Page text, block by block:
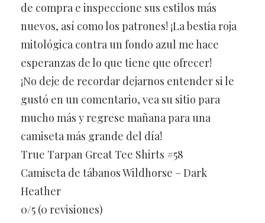
de compra e inspeccione sus estilos más
nuevos, así como los patrones! ¡La bestia roja
mitológica contra un fondo azul me hace
esperanzas de lo que tiene que ofrecer!
¡No deje de recordar dejarnos entender si le
gustó en un comentario, vea su sitio para
mucho más y regrese mañana para una
camiseta más grande del día!
True Tarpan Great Tee Shirts #58
Camiseta de tábanos Wildhorse – Dark
Heather
0/5 (0 revisiones)